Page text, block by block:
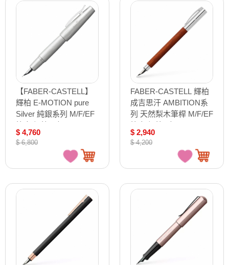
【FABER-CASTELL】
輝柏 E-MOTION pure
Silver 純銀系列 M/F/EF
148670/148671/148672
$ 4,760
$ 6,800
FABER-CASTELL 輝柏
成吉思汗 AMBITION系
列 天然梨木筆桿 M/F/EF
148180/148181/148182
$ 2,940
$ 4,200